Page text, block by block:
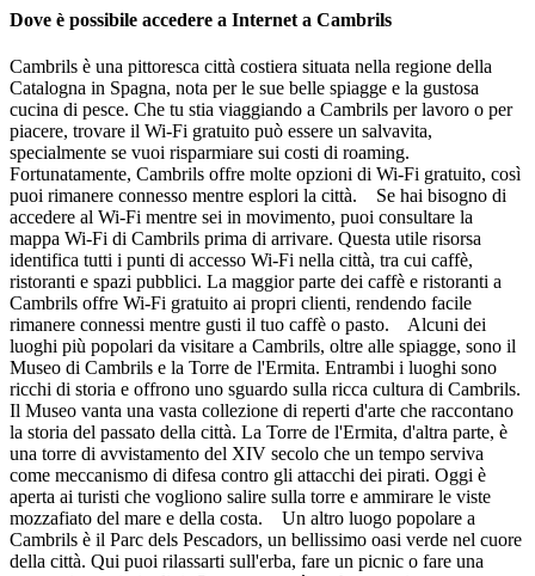
Dove è possibile accedere a Internet a Cambrils
Cambrils è una pittoresca città costiera situata nella regione della
Catalogna in Spagna, nota per le sue belle spiagge e la gustosa
cucina di pesce. Che tu stia viaggiando a Cambrils per lavoro o per
piacere, trovare il Wi-Fi gratuito può essere un salvavita,
specialmente se vuoi risparmiare sui costi di roaming.
Fortunatamente, Cambrils offre molte opzioni di Wi-Fi gratuito, così
puoi rimanere connesso mentre esplori la città. Se hai bisogno di
accedere al Wi-Fi mentre sei in movimento, puoi consultare la
mappa Wi-Fi di Cambrils prima di arrivare. Questa utile risorsa
identifica tutti i punti di accesso Wi-Fi nella città, tra cui caffè,
ristoranti e spazi pubblici. La maggior parte dei caffè e ristoranti a
Cambrils offre Wi-Fi gratuito ai propri clienti, rendendo facile
rimanere connessi mentre gusti il tuo caffè o pasto. Alcuni dei
luoghi più popolari da visitare a Cambrils, oltre alle spiagge, sono il
Museo di Cambrils e la Torre de l'Ermita. Entrambi i luoghi sono
ricchi di storia e offrono uno sguardo sulla ricca cultura di Cambrils.
Il Museo vanta una vasta collezione di reperti d'arte che raccontano
la storia del passato della città. La Torre de l'Ermita, d'altra parte, è
una torre di avvistamento del XIV secolo che un tempo serviva
come meccanismo di difesa contro gli attacchi dei pirati. Oggi è
aperta ai turisti che vogliono salire sulla torre e ammirare le viste
mozzafiato del mare e della costa. Un altro luogo popolare a
Cambrils è il Parc dels Pescadors, un bellissimo oasi verde nel cuore
della città. Qui puoi rilassarti sull'erba, fare un picnic o fare una